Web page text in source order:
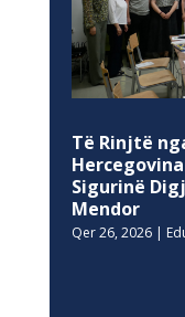
Të Rinjtë
Sigurinë
Mendor
Qer 26, 2026|